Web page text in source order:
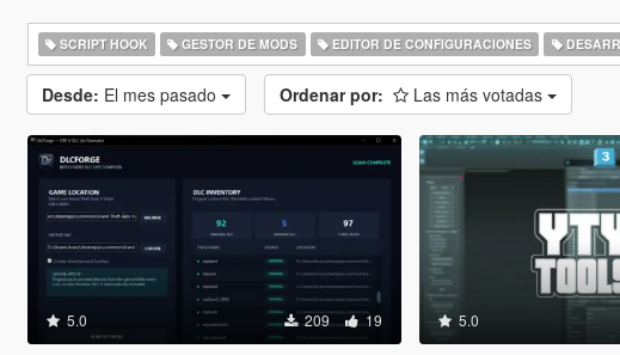
SCRIPT HOOK GESTOR DE MODS EDITOR DE CONFIGURACIONES
Desde: El mes pasado Ordenar por: Las más votadas
5.0 209 19 5.0